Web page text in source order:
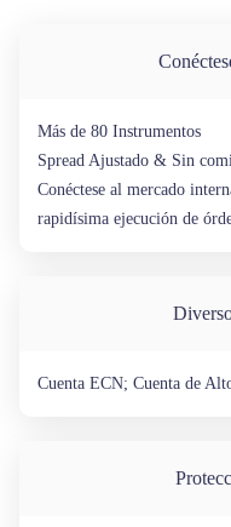
Más de 80 Instrumentos
Spread Ajustado & Sin
Conéctese al mercado
rapidísima ejecución de
Cuenta ECN; Cuenta de